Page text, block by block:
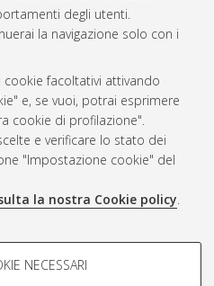
degli utenti.
la navigazione solo con i
facoltativi attivando
e, se vuoi, potrai esprimere
cookie di profilazione".
e verificare lo stato dei
"Impostazione cookie" del
la nostra Cookie policy.
-
NECESSARI
documento: